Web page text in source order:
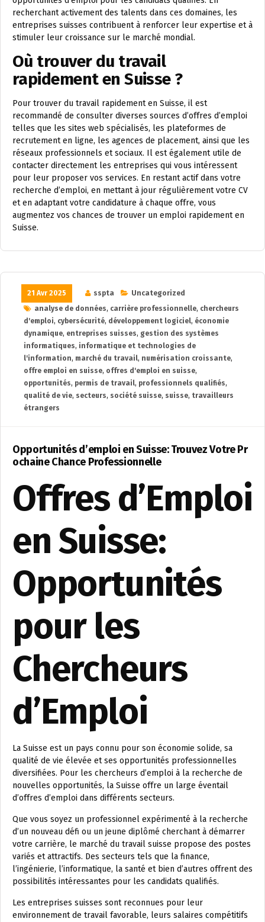
recherchant activement des talents dans ces domaines, les
entreprises suisses contribuent à renforcer leur expertise et à
stimuler leur croissance sur le marché mondial.
Où trouver du travail
rapidement en Suisse ?
Pour trouver du travail rapidement en Suisse, il est
recommandé de consulter diverses sources d’offres d’emploi
telles que les sites web spécialisés, les plateformes de
recrutement en ligne, les agences de placement, ainsi que les
réseaux professionnels et sociaux. Il est également utile de
contacter directement les entreprises qui vous intéressent
pour leur proposer vos services. En restant actif dans votre
recherche d’emploi, en mettant à jour régulièrement votre CV
et en adaptant votre candidature à chaque offre, vous
augmentez vos chances de trouver un emploi rapidement en
Suisse.
21 Avr 2025 sspta
Uncategorized
analyse de données, carrière professionnelle, chercheurs
d'emploi, cybersécurité, développement logiciel, économie
dynamique, entreprises suisses, gestion des systèmes
informatiques, informatique et technologies de
l'information, marché du travail, numérisation croissante,
offre emploi en suisse, offres d'emploi en suisse,
opportunités, permis de travail, professionnels qualifiés,
qualité de vie, secteurs, société suisse, suisse, travailleurs
étrangers
Opportunités d’emploi en Suisse: Trouvez Votre Pr
ochaine Chance Professionnelle
Offres d’Emploi
en Suisse:
Opportunités
pour les
Chercheurs
d’Emploi
La Suisse est un pays connu pour son économie solide, sa
qualité de vie élevée et ses opportunités professionnelles
diversifiées. Pour les chercheurs d’emploi à la recherche de
nouvelles opportunités, la Suisse offre un large éventail
d’offres d’emploi dans différents secteurs.
Que vous soyez un professionnel expérimenté à la recherche
d’un nouveau défi ou un jeune diplômé cherchant à démarrer
votre carrière, le marché du travail suisse propose des postes
variés et attractifs. Des secteurs tels que la finance,
l’ingénierie, l’informatique, la santé et bien d’autres offrent des
possibilités intéressantes pour les candidats qualifiés.
Les entreprises suisses sont reconnues pour leur
environnement de travail favorable, leurs salaires compétitifs